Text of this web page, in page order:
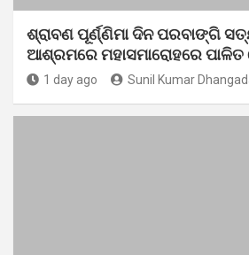
ଶ୍ରାବଣ ପୂର୍ଣ୍ଣିମା ଦିନ ପରବାଙ୍ଗି
ଆଶ୍ରମରେ ମହାସମାରୋହରେ ପାଳିତ
1 day ago Sunil Kumar